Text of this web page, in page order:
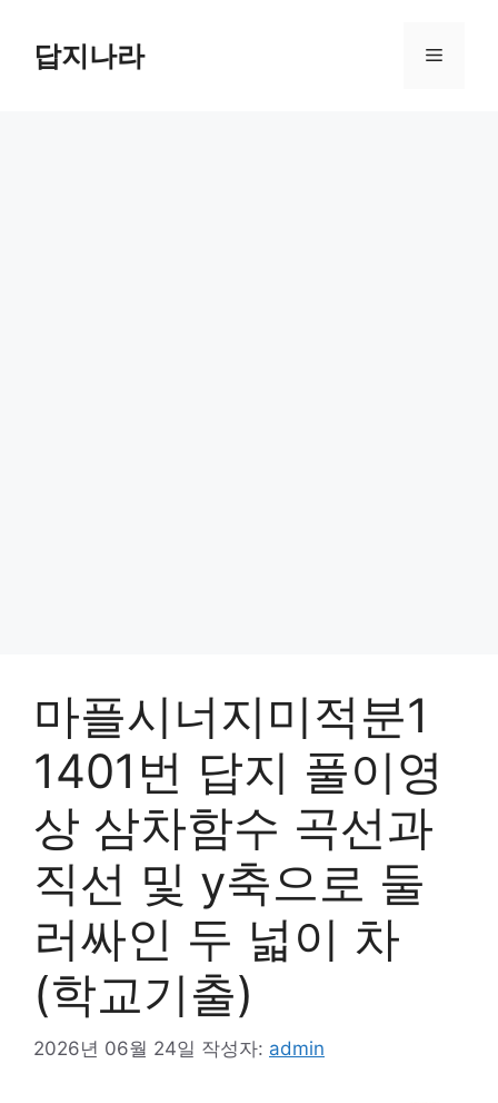
답지나라 메
마플시너지미적분1
1401번 답지 풀이영
상 삼차함수 곡선과
직선 및 y축으로 둘
러싸인 두 넓이 차
(학교기출)
2026년 06월 24일 작성자: admin